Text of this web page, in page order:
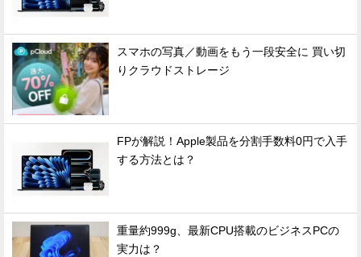
スマホの写真／動画をもう一段安全に 買い切
りクラウドストレージ
FPが解説！Apple製品を分割手数料0円で入手
する方法とは？
重量約999g、最新CPU搭載のビジネスPCの
実力は？